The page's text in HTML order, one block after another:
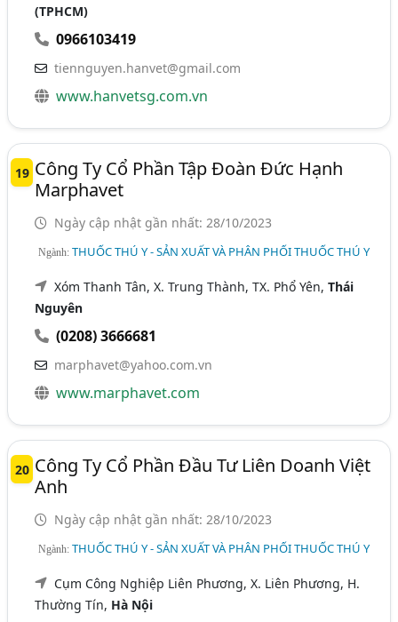
(TPHCM)
0966103419
tiennguyen.hanvet@gmail.com
www.hanvetsg.com.vn
19 Công Ty Cổ Phần Tập Đoàn Đức Hạnh
Marphavet
Ngày cập nhật gần nhất: 28/10/2023
Ngành:THUỐC THÚ Y - SẢN XUẤT VÀ PHÂN PHỐI THUỐC THÚ Y
Xóm Thanh Tân, X. Trung Thành, TX. Phổ Yên,Thái
Nguyên
(0208) 3666681
marphavet@yahoo.com.vn
www.marphavet.com
20 Công Ty Cổ Phần Đầu Tư Liên Doanh Việt
Anh
Ngày cập nhật gần nhất: 28/10/2023
Ngành:THUỐC THÚ Y - SẢN XUẤT VÀ PHÂN PHỐI THUỐC THÚ Y
Cụm Công Nghiệp Liên Phương, X. Liên Phương, H.
Thường Tín, Hà Nội